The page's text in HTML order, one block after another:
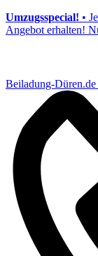
Umzugsspecial! •
Angebot erhalten!
Beiladung-Düren.de